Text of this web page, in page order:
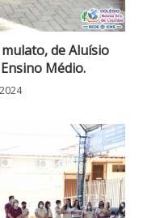
de Aluísio
Médio.